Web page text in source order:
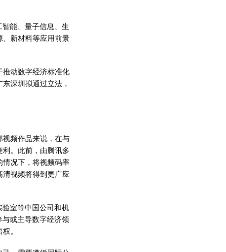
能、量子信息、生
、新材料等应用前景
推动数字经济标准化
深圳拟通过立法，
视频作品来说，在与
。此前，由腾讯多
情况下，将视频码率
视频将得到更广应
室等中国公司和机
或主导数字经济领
。